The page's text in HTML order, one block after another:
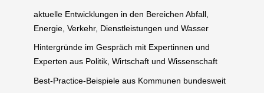
aktuelle Entwicklungen in den Bereichen Abfall,
Energie, Verkehr, Dienstleistungen und Wasser
Hintergründe im Gespräch mit Expertinnen und
Experten aus Politik, Wirtschaft und Wissenschaft
Best-Practice-Beispiele aus Kommunen bundesweit